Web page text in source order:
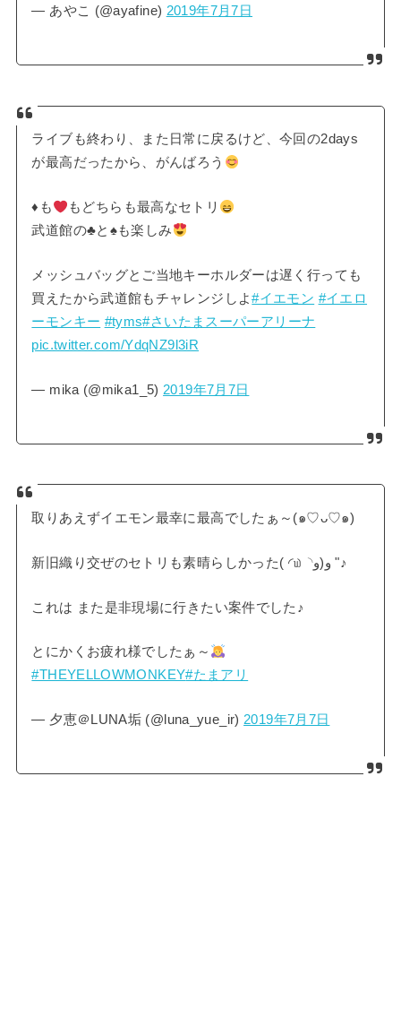
— あやこ (@ayafine) 2019年7月7日
ライブも終わり、また日常に戻るけど、今回の2days
が最高だったから、がんばろう
♦️ も
もどちらも最高なセトリ
武道館の♣️と ♠️も楽しみ
メッシュバッグとご当地キーホルダーは遅く行っても
買えたから武道館もチャレンジしよ#イエモン #イエロ
ーモンキー #tyms#さいたまスーパーアリーナ
pic.twitter.com/YdqNZ9l3iR
— mika (@mika1_5) 2019年7月7日
取りあえずイエモン最幸に最高でしたぁ～(๑♡ᴗ♡๑)
新旧織り交ぜのセトリも素晴らしかった( ◜௰◝و(و "♪
これは また是非現場に行きたい案件でした♪
とにかくお疲れ様でしたぁ～
#THEYELLOWMONKEY#たまアリ
— 夕恵＠LUNA垢 (@luna_yue_ir) 2019年7月7日